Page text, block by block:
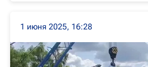
1 июня 2025, 16:28